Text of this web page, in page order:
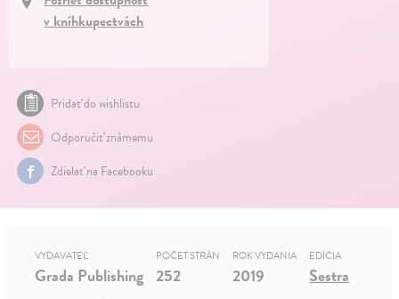
v kníhkupectvách
Pridať do wishlistu
Odporučiť známemu
Zdielať na Facebooku
VYDAVATEĽ
Grada Publishing
POČET STRÁN
252
ROK VYDANIA
2019
EDÍCIA
Sestra